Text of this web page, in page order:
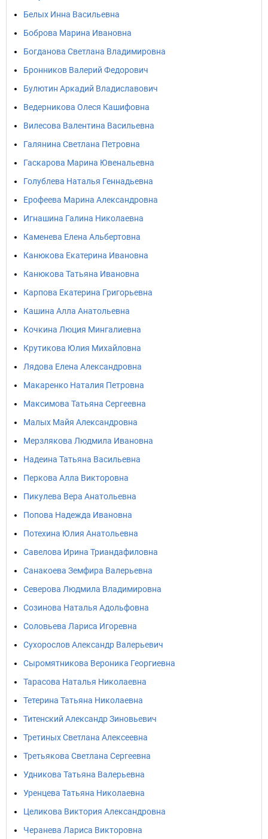
Белых Инна Васильевна
Боброва Марина Ивановна
Богданова Светлана Владимировна
Бронников Валерий Федорович
Булютин Аркадий Владиславович
Ведерникова Олеся Кашифовна
Вилесова Валентина Васильевна
Галянина Светлана Петровна
Гаскарова Марина Ювенальевна
Голублева Наталья Геннадьевна
Ерофеева Марина Александровна
Игнашина Галина Николаевна
Каменева Елена Альбертовна
Канюкова Екатерина Ивановна
Канюкова Татьяна Ивановна
Карпова Екатерина Григорьевна
Кашина Алла Анатольевна
Кочкина Люция Мингалиевна
Крутикова Юлия Михайловна
Лядова Елена Александровна
Макаренко Наталия Петровна
Максимова Татьяна Сергеевна
Малых Майя Александровна
Мерзлякова Людмила Ивановна
Надеина Татьяна Васильевна
Перкова Алла Викторовна
Пикулева Вера Анатольевна
Попова Надежда Ивановна
Потехина Юлия Анатольевна
Савелова Ирина Триандафиловна
Санакоева Земфира Валерьевна
Северова Людмила Владимировна
Созинова Наталья Адольфовна
Соловьева Лариса Игоревна
Сухорослов Александр Валерьевич
Сыромятникова Вероника Георгиевна
Тарасова Наталья Николаевна
Тетерина Татьяна Николаевна
Титенский Александр Зиновьевич
Третиных Светлана Алексеевна
Третьякова Светлана Сергеевна
Удникова Татьяна Валерьевна
Уренцева Татьяна Николаевна
Целикова Виктория Александровна
Черанева Лариса Викторовна